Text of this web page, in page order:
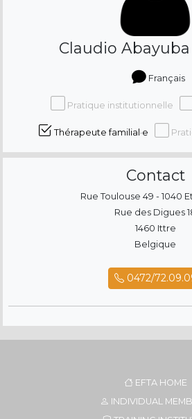
Claudio Abayuba
Français
Pratique institutionnelle
Thérapeute familial·e
Contact
Rue Toulouse 49 - 1040
Rue des Digues
1460 Ittre
Belgique
0472/
EFTA HOME
INDIVIDUAL